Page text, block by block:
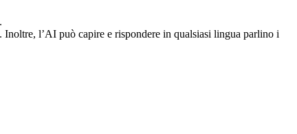
.
Inoltre, l’AI può capire e rispondere in qualsiasi lingua parlino i